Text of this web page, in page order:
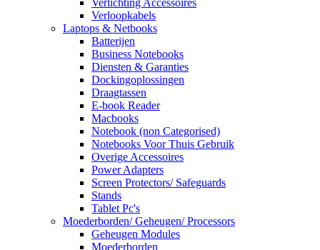
Verloopkabels
Laptops & Netbooks
Batterijen
Business Notebooks
Diensten & Garanties
Dockingoplossingen
Draagtassen
E-book Reader
Macbooks
Notebook (non Categorised)
Notebooks Voor Thuis Gebruik
Overige Accessoires
Power Adapters
Screen Protectors/ Safeguards
Stands
Tablet Pc's
Moederborden/ Geheugen/ Processors
Geheugen Modules
Moederborden